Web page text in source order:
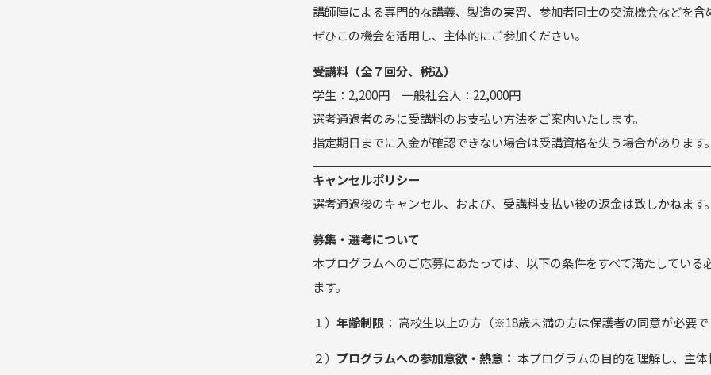
講師陣による専門的な講義、製造の実習、参加者同士の交流機会などを含
ぜひこの機会を活用し、主体的にご参加ください。
受講料（全７回分、税込）
学生：2,200円 一般社会人：22,000円
選考通過者のみに受講料のお支払い方法をご案内いたします。
指定期日までに入金が確認できない場合は受講資格を失う場合があります。
キャンセルポリシー
選考通過後のキャンセル、および、受講料支払い後の返金は致しかねます。
募集・選考について
本プログラムへのご応募にあたっては、以下の条件をすべて満たしてい
ます。
１） 年齢制限： 高校生以上の方（※18歳未満の方は保護者の同意が必要で
２） プログラムへの参加意欲・熱意： 本プログラムの目的を理解し、主